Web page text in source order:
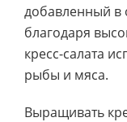
добавленный в
благодаря
кресс-салата
рыбы и мяса.
Выращивать